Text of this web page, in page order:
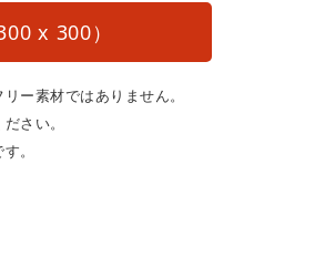
x 300）
ー素材ではありません。
さい。
。